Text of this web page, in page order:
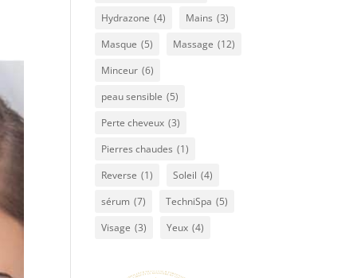
Hydrazone (4) Mains (3)
Masque (5) Massage (12)
Minceur (6)
peau sensible (5)
Perte cheveux (3)
Pierres chaudes (1)
Reverse (1) Soleil (4)
sérum (7) TechniSpa (5)
Visage (3) Yeux (4)